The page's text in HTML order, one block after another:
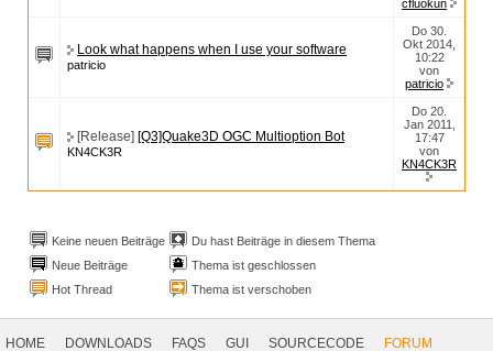
cfluokun
Look what happens when I use your software
patricio
Do 30.
Okt 2014,
10:22
von
patricio
[Release] [Q3]Quake3D OGC Multioption Bot
KN4CK3R
Do 20.
Jan 2011,
17:47
von
KN4CK3R
Keine neuen Beiträge
Du hast Beiträge in diesem Thema
Neue Beiträge
Thema ist geschlossen
Hot Thread
Thema ist verschoben
Navigation
HOME DOWNLOADS FAQS GUI SOURCECODE FORUM